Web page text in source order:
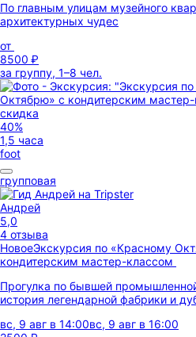
По главным улицам музейного
архитектурных чудес
от
8500 ₽
за группу, 1–8 чел.
скидка
40%
1,5 часа
foot
групповая
Андрей
5,0
4 отзыва
НовоеЭкскурсия по «Красному
кондитерским мастер-классом
Прогулка по бывшей
история легендарной фабрики и
вс, 9 авг в 14:00вс, 9 авг в 16:00